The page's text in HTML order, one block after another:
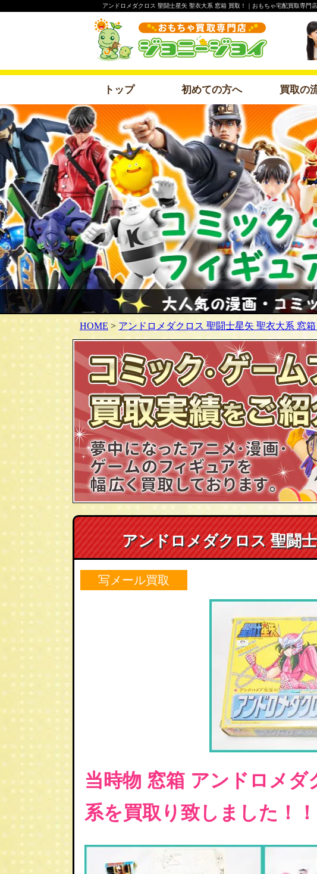
アンドロメダクロス 聖闘士星矢 聖衣大系 窓箱 買取！｜おもちゃ宅配買取専門
トップ 初めての方へ 買取の
HOME > アンドロメダクロス 聖闘士星矢 聖衣大系 窓箱
アンドロメダクロス 聖闘
写メール買取
当時物 窓箱 アンドロメ
系を買取り致しました！！